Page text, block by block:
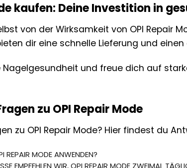
kaufen: Deine Investition in
von der Wirksamkeit von OPI Repair
dir eine schnelle Lieferung und
Nagelgesundheit und freue dich auf
zu OPI Repair Mode
zu OPI Repair Mode? Hier findest du
REPAIR MODE ANWENDEN?
EMPFEHLEN WIR, OPI REPAIR MODE ZWEIMAL